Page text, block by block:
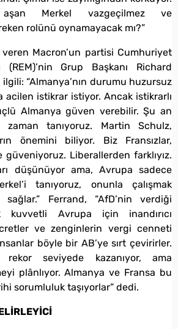
Merkel vazgeçilmez ve
rolünü oynamayacak mı?”
veren Macron’un partisi Cumhuriyet
Grup Başkanı Richard
“Almanya’nın durumu huzursuz
acilen istikrar istiyor. Ancak istikrarlı
Almanya güven verebilir. Şu an
zaman tanıyoruz. Martin Schulz,
önemini biliyor. Biz Fransızlar,
güveniyoruz. Liberallerden farklıyız.
düşünüyor ama, Avrupa sadece
tanıyoruz, onunla çalışmak
sağlar.” Ferrand, “AfD’nin verdiği
kuvvetli Avrupa için inandırıcı
ve zenginlerin vergi cenneti
böyle bir AB’ye sırt çevirirler.
rekor seviyede kazanıyor, ama
plânlıyor. Almanya ve Fransa bu
sorumluluk taşıyorlar” dedi.